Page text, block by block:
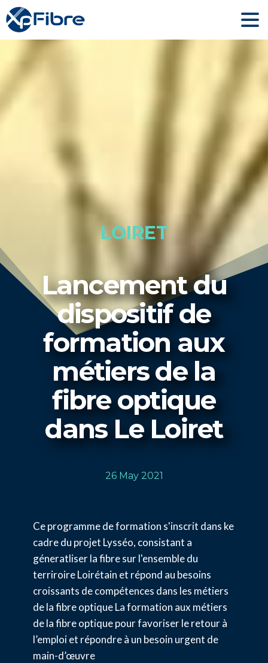
LOIRET
Lancement du
dispositif de
formation aux
métiers de la
fibre optique
dans Le Loiret
26 May 2021
Ce programme de formation s'inscrit dans ke
cadre du projet Lysséo, consistant a
géneratliser la fibre sur l'ensemble du
terriroire Loirétain et répond au besoins
croissants de compétences dans les métiers
de la fibre optique La formation aux métiers
de la fibre optique pour favoriser le retour à
l’emploi et répondre à un besoin urgent de
main-d’œuvre